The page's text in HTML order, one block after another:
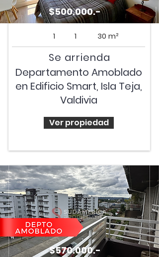
$500.000.-
1 1 30 m²
Se arrienda
Departamento Amoblado
en Edificio Smart, Isla Teja,
Valdivia
Ver propiedad
$570.000.-